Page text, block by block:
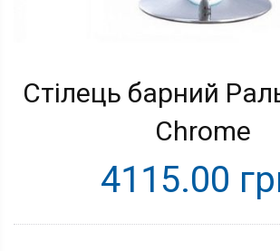
Стілець барний
Chrome
4115.00